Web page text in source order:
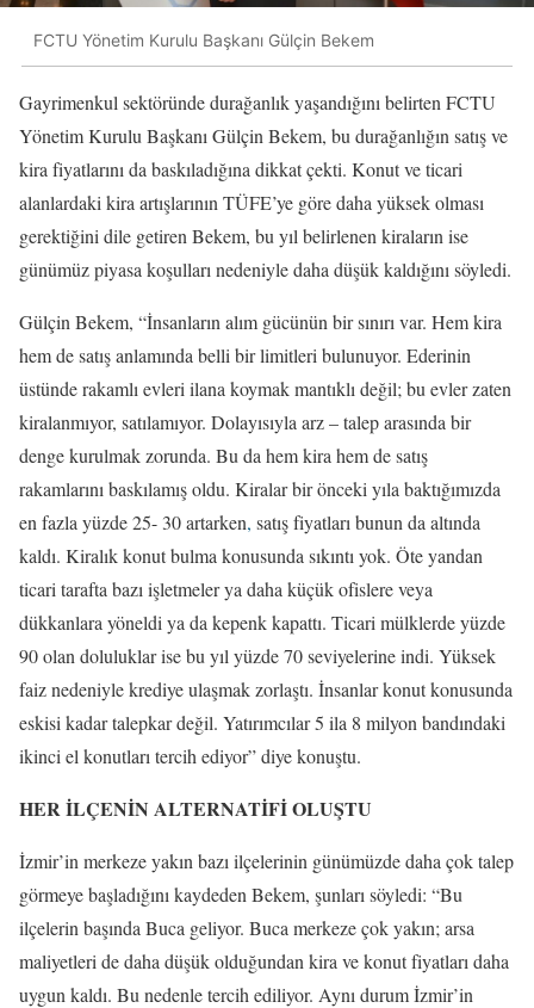
FCTU Yönetim Kurulu Başkanı Gülçin Bekem
Gayrimenkul sektöründe durağanlık yaşandığını belirten FCTU
Yönetim Kurulu Başkanı Gülçin Bekem, bu durağanlığın satış ve
kira fiyatlarını da baskıladığına dikkat çekti. Konut ve ticari
alanlardaki kira artışlarının TÜFE’ye göre daha yüksek olması
gerektiğini dile getiren Bekem, bu yıl belirlenen kiraların ise
günümüz piyasa koşulları nedeniyle daha düşük kaldığını söyledi.
Gülçin Bekem, “İnsanların alım gücünün bir sınırı var. Hem kira
hem de satış anlamında belli bir limitleri bulunuyor. Ederinin
üstünde rakamlı evleri ilana koymak mantıklı değil; bu evler zaten
kiralanmıyor, satılamıyor. Dolayısıyla arz – talep arasında bir
denge kurulmak zorunda. Bu da hem kira hem de satış
rakamlarını baskılamış oldu. Kiralar bir önceki yıla baktığımızda
en fazla yüzde 25- 30 artarken, satış fiyatları bunun da altında
kaldı. Kiralık konut bulma konusunda sıkıntı yok. Öte yandan
ticari tarafta bazı işletmeler ya daha küçük ofislere veya
dükkanlara yöneldi ya da kepenk kapattı. Ticari mülklerde yüzde
90 olan doluluklar ise bu yıl yüzde 70 seviyelerine indi. Yüksek
faiz nedeniyle krediye ulaşmak zorlaştı. İnsanlar konut konusunda
eskisi kadar talepkar değil. Yatırımcılar 5 ila 8 milyon bandındaki
ikinci el konutları tercih ediyor” diye konuştu.
HER İLÇENİN ALTERNATİFİ OLUŞTU
İzmir’in merkeze yakın bazı ilçelerinin günümüzde daha çok talep
görmeye başladığını kaydeden Bekem, şunları söyledi: “Bu
ilçelerin başında Buca geliyor. Buca merkeze çok yakın; arsa
maliyetleri de daha düşük olduğundan kira ve konut fiyatları daha
uygun kaldı. Bu nedenle tercih ediliyor. Aynı durum İzmir’in